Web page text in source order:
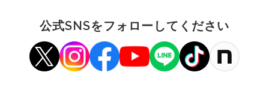
公式SNSをフォローしてください